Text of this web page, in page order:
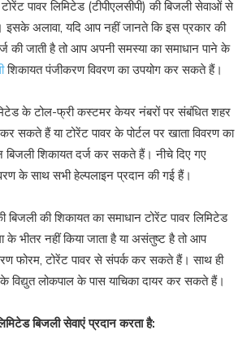
पावर लिमिटेड (टीपीएलसीपी) की बिजली सेवाओं से
इसके अलावा, यदि आप नहीं जानते कि इस प्रकार की
की जाती है तो आप अपनी समस्या का समाधान पाने के
शिकायत पंजीकरण विवरण का उपयोग कर सकते हैं।
के टोल-फ्री कस्टमर केयर नंबरों पर संबंधित शहर
सकते हैं या टोरेंट पावर के पोर्टल पर खाता विवरण का
शिकायत दर्ज कर सकते हैं। नीचे दिए गए
के साथ सभी हेल्पलाइन प्रदान की गई हैं।
बिजली की शिकायत का समाधान टोरेंट पावर लिमिटेड
के भीतर नहीं किया जाता है या असंतुष्ट है तो आप
फोरम, टोरेंट पावर से संपर्क कर सकते हैं। साथ ही
लोकपाल के पास याचिका दायर कर सकते हैं।
बिजली सेवाएं प्रदान करता है: